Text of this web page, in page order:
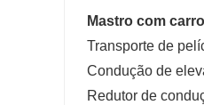
Mastro com
Transporte de
Condução de
Redutor de